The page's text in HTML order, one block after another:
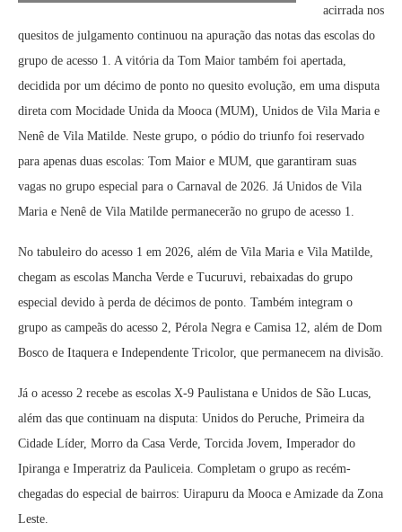
acirrada nos
quesitos de julgamento continuou na apuração das notas das escolas do
grupo de acesso 1. A vitória da Tom Maior também foi apertada,
decidida por um décimo de ponto no quesito evolução, em uma disputa
direta com Mocidade Unida da Mooca (MUM), Unidos de Vila Maria e
Nenê de Vila Matilde. Neste grupo, o pódio do triunfo foi reservado
para apenas duas escolas: Tom Maior e MUM, que garantiram suas
vagas no grupo especial para o Carnaval de 2026. Já Unidos de Vila
Maria e Nenê de Vila Matilde permanecerão no grupo de acesso 1.
No tabuleiro do acesso 1 em 2026, além de Vila Maria e Vila Matilde,
chegam as escolas Mancha Verde e Tucuruvi, rebaixadas do grupo
especial devido à perda de décimos de ponto. Também integram o
grupo as campeãs do acesso 2, Pérola Negra e Camisa 12, além de Dom
Bosco de Itaquera e Independente Tricolor, que permanecem na divisão.
Já o acesso 2 recebe as escolas X-9 Paulistana e Unidos de São Lucas,
além das que continuam na disputa: Unidos do Peruche, Primeira da
Cidade Líder, Morro da Casa Verde, Torcida Jovem, Imperador do
Ipiranga e Imperatriz da Pauliceia. Completam o grupo as recém-
chegadas do especial de bairros: Uirapuru da Mooca e Amizade da Zona
Leste.